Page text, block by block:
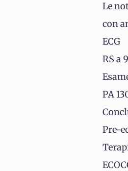
Le
con
ECG
RS a
PA
Pre-